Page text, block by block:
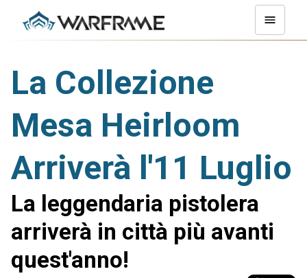
La Collezione
Mesa Heirloom
Arriverà l'11 Luglio
La leggendaria pistolera
arriverà in città più avanti
quest'anno!